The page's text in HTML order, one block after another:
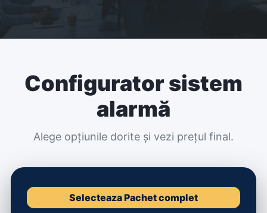
Configurator sistem
alarmă
Alege opțiunile dorite și vezi prețul final.
Selecteaza Pachet complet